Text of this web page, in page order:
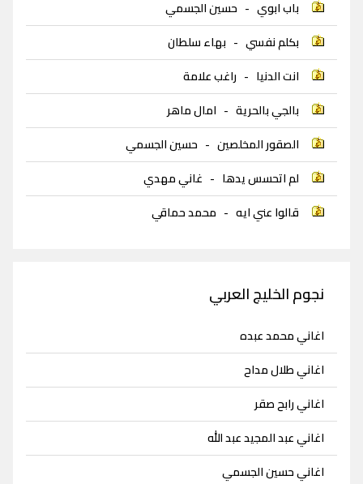
باب ابوي - حسين الجسمي
بكلم نفسي - بهاء سلطان
انت الدنيا - راغب علامة
بالجي بالحرية - امال ماهر
الصقور المخلصين - حسين الجسمي
لم اتحسس يدها - غاني مهدي
قالوا عني ايه - محمد حماقي
نجوم الخليج العربي
اغاني محمد عبده
اغاني طلال مداح
اغاني رابح صقر
اغاني عبد المجيد عبد الله
اغاني حسين الجسمي